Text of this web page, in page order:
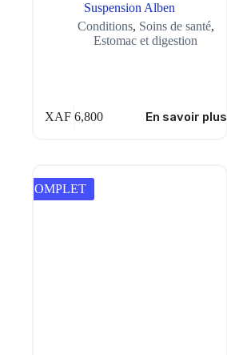
Suspension Alben
Conditions, Soins de santé,
Estomac et digestion
XAF6,800 En savoir plus
COMPLET